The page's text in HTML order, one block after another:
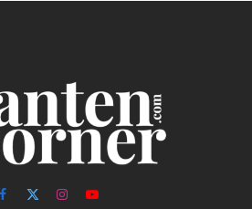
Facebook
X
InstagramYouTube